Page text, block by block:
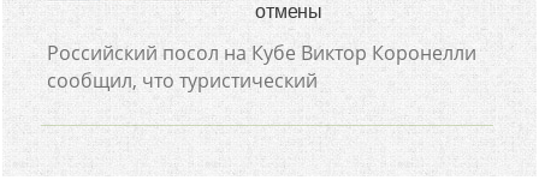
отмены
Российский посол на Кубе Виктор Коронелли
сообщил, что туристический